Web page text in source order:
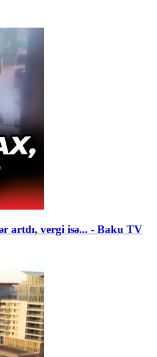
artdı, vergi isə... - Baku TV